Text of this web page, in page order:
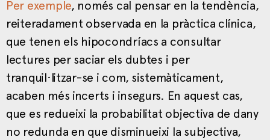
Per exemple, només cal pensar en la tendència,
reiteradament observada en la pràctica clínica,
que tenen els hipocondríacs a consultar
lectures per saciar els dubtes i per
tranquil·litzar-se i com, sistemàticament,
acaben més incerts i insegurs. En aquest cas,
que es redueixi la probabilitat objectiva de dany
no redunda en que disminueixi la subjectiva,